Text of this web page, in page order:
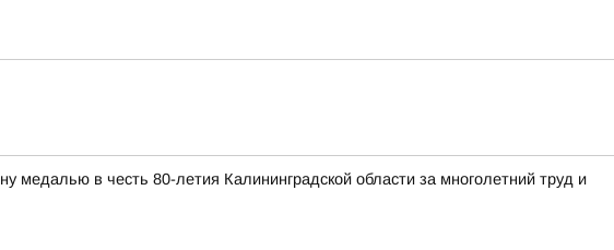
в честь 80-летия Калининградской области за многолетний труд и